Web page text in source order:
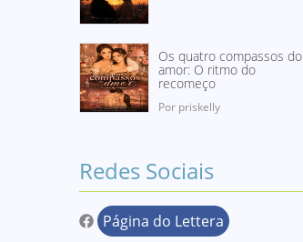
Os quatro compassos do
amor: O ritmo do
recomeço
Por priskelly
Redes Sociais
Página do Lettera